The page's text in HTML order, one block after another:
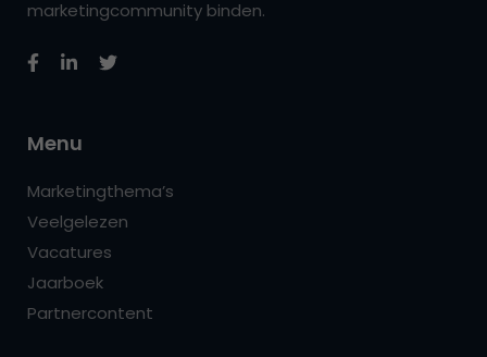
marketingcommunity binden.
Menu
Marketingthema’s
Veelgelezen
Vacatures
Jaarboek
Partnercontent